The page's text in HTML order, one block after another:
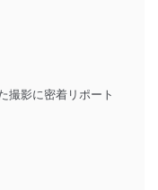
撮影に密着リポート